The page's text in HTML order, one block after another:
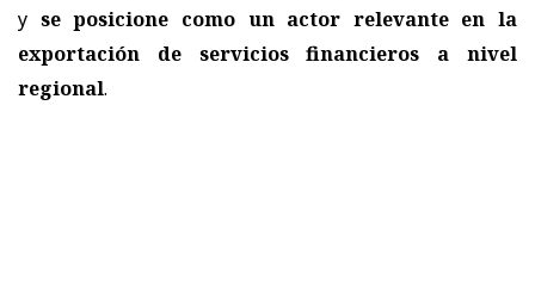
y se posicione como un actor relevante en la
exportación de servicios financieros a nivel
regional.